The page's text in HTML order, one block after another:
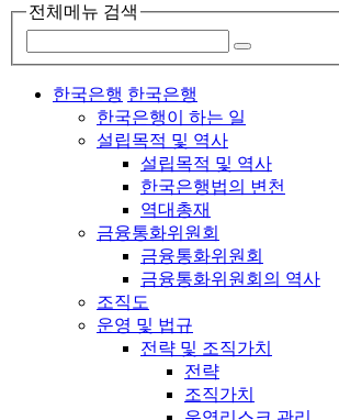
전체메뉴 검색
한국은행 한국은행
한국은행이 하는 일
설립목적 및 역사
설립목적 및 역사
한국은행법의 변천
역대총재
금융통화위원회
금융통화위원회
금융통화위원회의 역사
조직도
운영 및 법규
전략 및 조직가치
전략
조직가치